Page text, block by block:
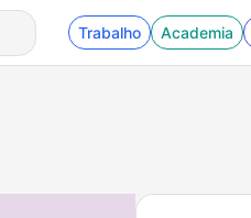
Trabalho Academia